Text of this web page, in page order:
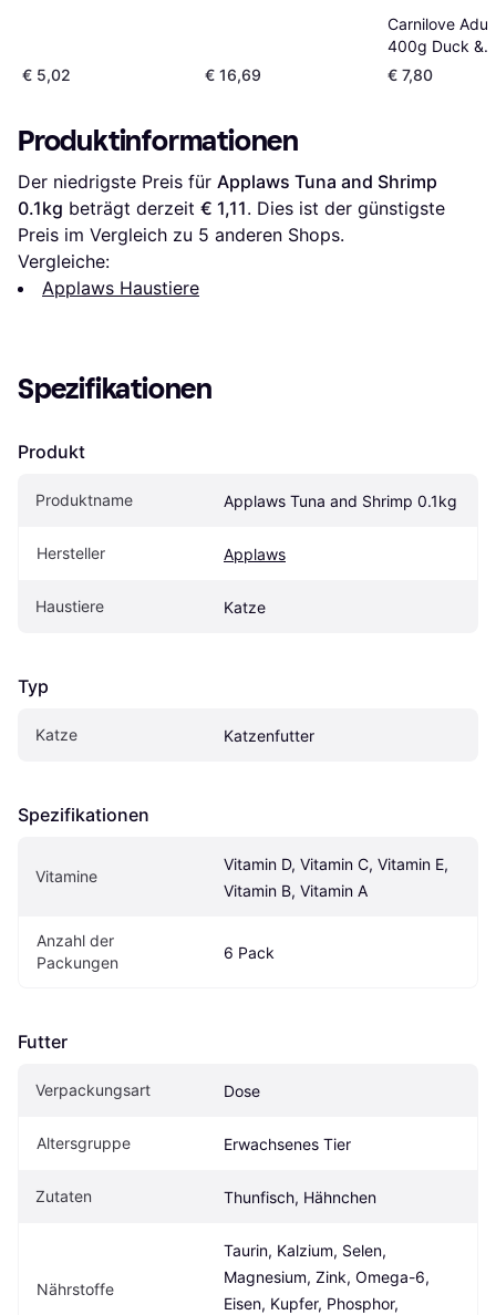
€ 5,02 € 16,69
Carnilove
400g Duck &
Pheasant
€ 7,80
Produktinformationen
Der niedrigste Preis für Applaws Tuna and Shrimp
0.1kg beträgt derzeit € 1,11. Dies ist der günstigste
Preis im Vergleich zu 5 anderen Shops.
Vergleiche:
Applaws Haustiere
Spezifikationen
Produkt
Produktname Applaws Tuna and Shrimp 0.1kg
Hersteller Applaws
Haustiere Katze
Typ
Katze Katzenfutter
Spezifikationen
Vitamine
Vitamin D, Vitamin C, Vitamin E,
Vitamin B, Vitamin A
Anzahl der
Packungen
6 Pack
Futter
Verpackungsart Dose
Altersgruppe Erwachsenes Tier
Zutaten Thunfisch, Hähnchen
Nährstoffe
Taurin, Kalzium, Selen,
Magnesium, Zink, Omega-6,
Eisen, Kupfer, Phosphor,